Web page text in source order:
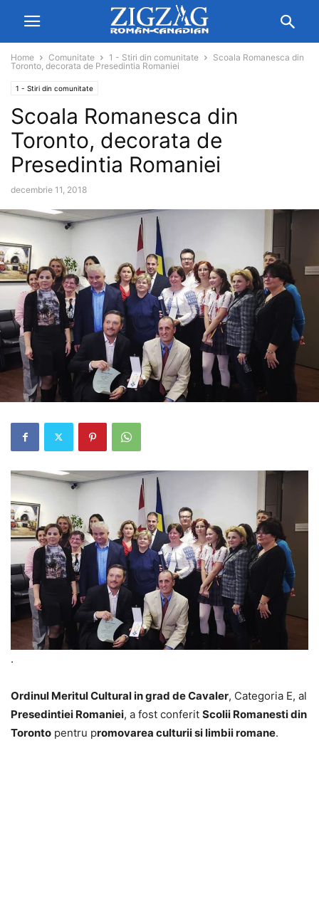
Home Comunitate 1 - Stiri din comunitate
Scoala Romanesca din
Toronto, decorata de Presedintia Romaniei
1 - Stiri din comunitate
Scoala Romanesca din
Toronto, decorata de
Presedintia Romaniei
decembrie 11, 2018
.
Ordinul Meritul Cultural in grad de Cavaler, Categoria E, al
Presedintiei Romaniei, a fost conferit Scolii Romanesti din
Toronto pentru promovarea culturii si limbii romane.